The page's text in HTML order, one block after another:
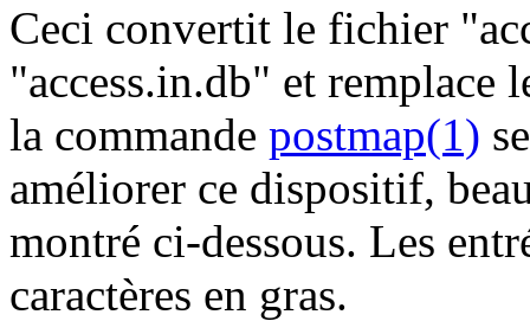
Ceci convertit le fichier
"access.in.db" et remplace
la commande postmap(1)
améliorer ce dispositif,
montré ci-dessous. Les
caractères en gras.